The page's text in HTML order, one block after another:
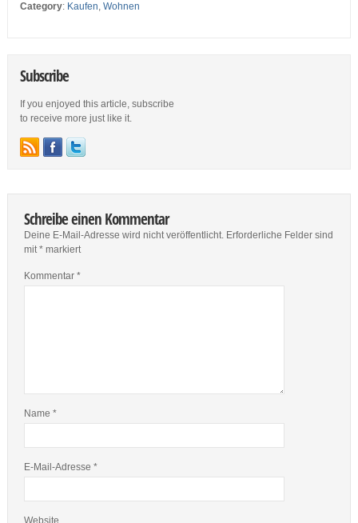
Category: Kaufen, Wohnen
Subscribe
If you enjoyed this article, subscribe
to receive more just like it.
Schreibe einen Kommentar
Deine E-Mail-Adresse wird nicht veröffentlicht. Erforderliche Felder sind
mit*markiert
Kommentar *
Name *
E-Mail-Adresse *
Website